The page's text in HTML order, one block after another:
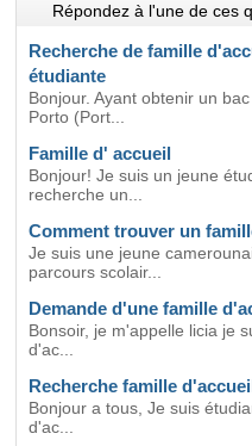
Répondez à l'une de ces
Recherche de famille
étudiante
Bonjour. Ayant obtenir un
Porto (Port...
Famille d' accueil
Bonjour! Je suis un jeune
recherche un...
Comment trouver un
Je suis une jeune
parcours scolair...
Demande d'une famille
Bonsoir, je m'appelle licia je
d'ac...
Recherche famille
Bonjour a tous, Je suis
d'ac...